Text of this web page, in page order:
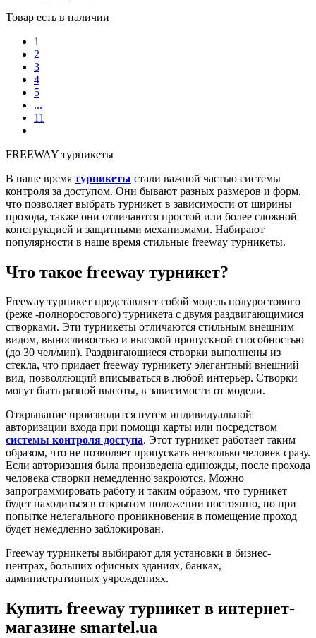
Товар есть в наличии
1
2
3
4
5
...
11
FREEWAY турникеты
В наше время турникеты стали важной частью системы
контроля за доступом. Они бывают разных размеров и форм,
что позволяет выбрать турникет в зависимости от ширины
прохода, также они отличаются простой или более сложной
конструкцией и защитными механизмами. Набирают
популярности в наше время стильные freeway турникеты.
Что такое freeway турникет?
Freeway турникет представляет собой модель полуростового
(реже -полноростового) турникета с двумя раздвигающимися
створками. Эти турникеты отличаются стильным внешним
видом, выносливостью и высокой пропускной способностью
(до 30 чел/мин). Раздвигающиеся створки выполнены из
стекла, что придает freeway турникету элегантный внешний
вид, позволяющий вписываться в любой интерьер. Створки
могут быть разной высоты, в зависимости от модели.
Открывание производится путем индивидуальной
авторизации входа при помощи карты или посредством
системы контроля доступа. Этот турникет работает таким
образом, что не позволяет пропускать несколько человек сразу.
Если авторизация была произведена единожды, после прохода
человека створки немедленно закроются. Можно
запрограммировать работу и таким образом, что турникет
будет находиться в открытом положении постоянно, но при
попытке нелегального проникновения в помещение проход
будет немедленно заблокирован.
Freeway турникеты выбирают для установки в бизнес-
центрах, больших офисных зданиях, банках,
административных учреждениях.
Купить freeway турникет в интернет-
магазине smartel.ua